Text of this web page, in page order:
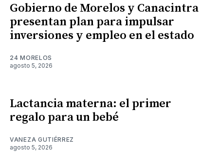
Gobierno de Morelos y Canacintra
presentan plan para impulsar
inversiones y empleo en el estado
24 MORELOS
agosto 5, 2026
Lactancia materna: el primer
regalo para un bebé
VANEZA GUTIÉRREZ
agosto 5, 2026